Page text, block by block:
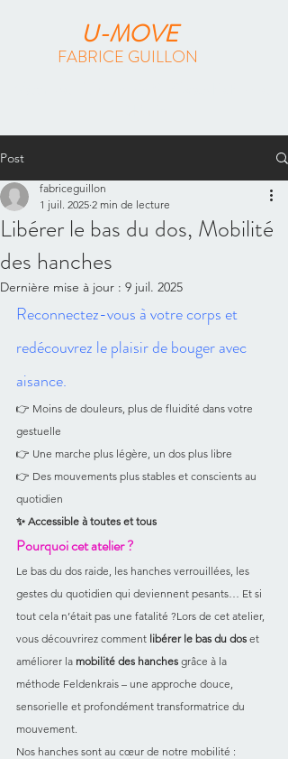
U-MOVE
FABRICE GUILLON
Post
Libérer le bas du dos, Mobilité
des hanches
fabriceguillon
1 juil. 2025 2 min de lecture
Dernière mise à jour : 9 juil. 2025
Reconnectez-vous à votre corps et
redécouvrez le plaisir de bouger avec
aisance.
👉 Moins de douleurs, plus de fluidité dans votre
gestuelle
👉 Une marche plus légère, un dos plus libre
👉 Des mouvements plus stables et conscients au
quotidien
✨ Accessible à toutes et tous
Pourquoi cet atelier ?
Le bas du dos raide, les hanches verrouillées, les
gestes du quotidien qui deviennent pesants… Et si
tout cela n’était pas une fatalité ?Lors de cet atelier,
vous découvrirez comment libérer le bas du dos et
améliorer la mobilité des hanches grâce à la
méthode Feldenkrais – une approche douce,
sensorielle et profondément transformatrice du
mouvement.
Nos hanches sont au cœur de notre mobilité :